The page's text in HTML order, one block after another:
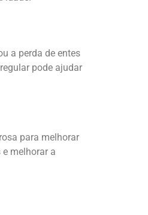
a perda de entes
pode ajudar
para melhorar
melhorar a